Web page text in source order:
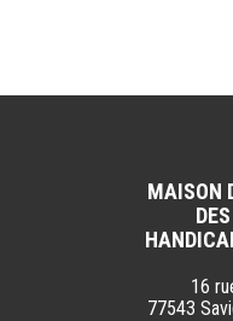
MAISON
16
77543